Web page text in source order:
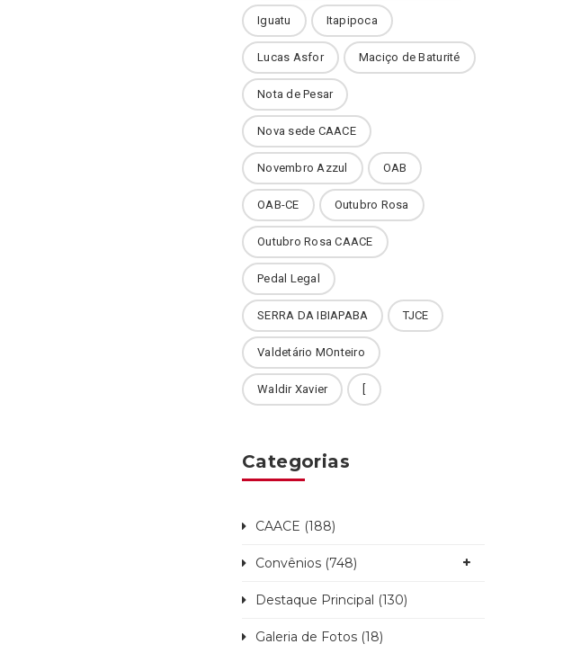
Iguatu Itapipoca
Lucas Asfor Maciço de Baturité
Nota de Pesar
Nova sede CAACE
Novembro Azzul OAB
OAB-CE Outubro Rosa
Outubro Rosa CAACE
Pedal Legal
SERRA DA IBIAPABA TJCE
Valdetário MOnteiro
Waldir Xavier
Categorias
CAACE (188)
Convênios (748)
Destaque Principal (130)
Galeria de Fotos (18)